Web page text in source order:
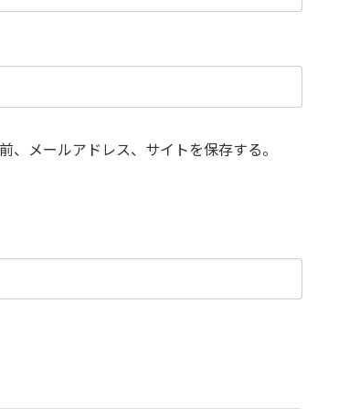
、メールアドレス、サイトを保存する。